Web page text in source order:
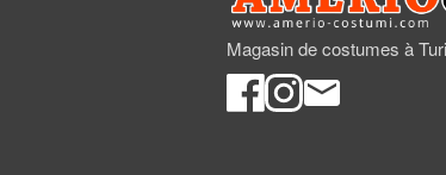
Magasin de costumes à